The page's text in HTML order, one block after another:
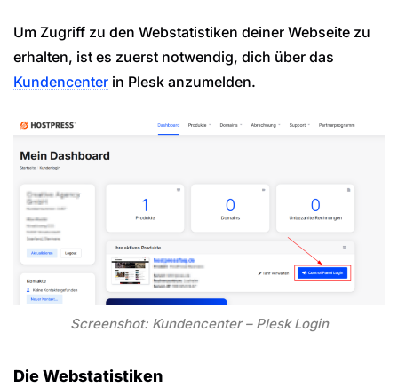
Um Zugriff zu den Webstatistiken deiner Webseite zu
erhalten, ist es zuerst notwendig, dich über das
Kundencenter in Plesk anzumelden.
Screenshot: Kundencenter – Plesk Login
Die Webstatistiken